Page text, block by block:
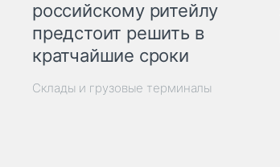
российскому ритейлу
предстоит решить в
кратчайшие сроки
Склады и грузовые терминалы